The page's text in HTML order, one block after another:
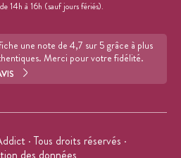
14h à 16h (sauf jours fériés).
une note de 4,7 sur 5 grâce à plus
Merci pour votre fidélité.
· Tous droits réservés ·